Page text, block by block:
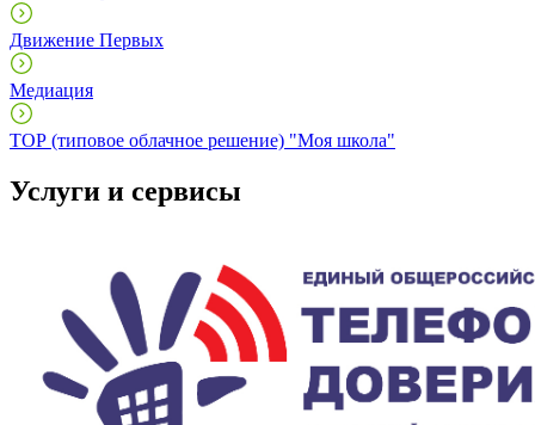
Движение Первых
Медиация
ТОР (типовое облачное решение) "Моя школа"
Услуги и сервисы